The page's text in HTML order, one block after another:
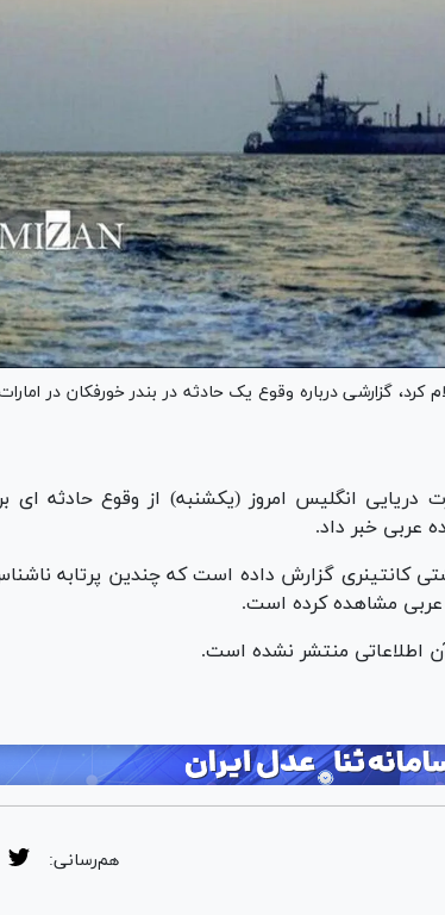
کرد، گزارشی درباره وقوع یک حادثه در بندر خورفکان در
دریایی انگلیس امروز (یکشنبه) از وقوع حادثه
عربی خبر داد.
کانتینری گزارش داده است که چندین پرتابه
عربی مشاهده کرده است.
اطلاعاتی منتشر نشده است.
هم‌رسانی: